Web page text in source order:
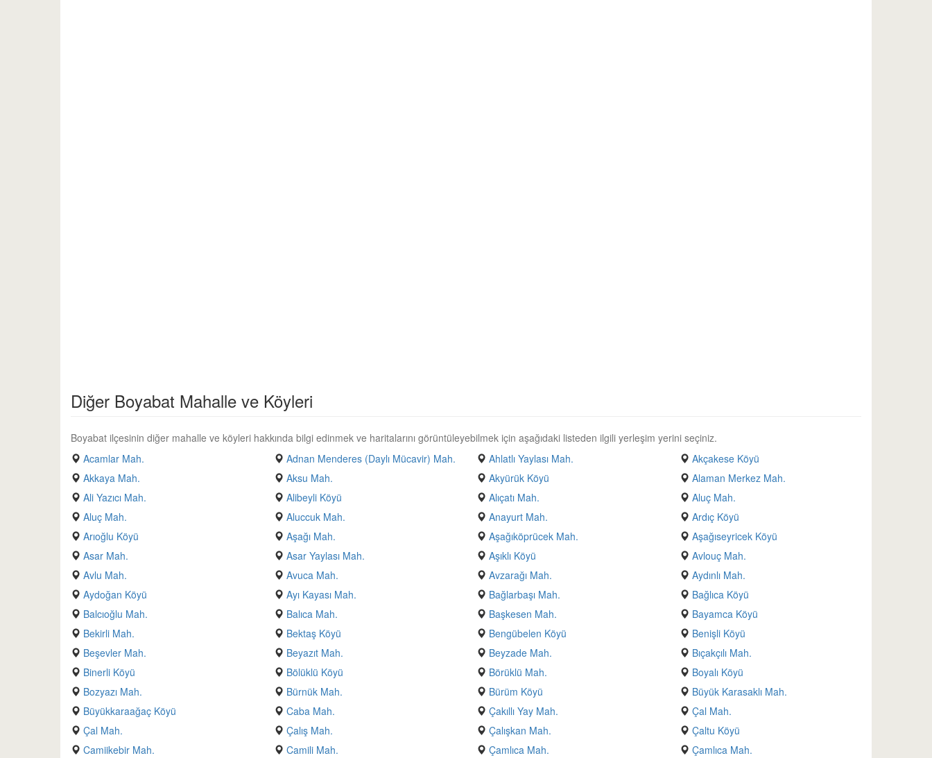
Diğer Boyabat Mahalle ve Köyleri
Boyabat ilçesinin diğer mahalle ve köyleri hakkında bilgi edinmek ve haritalarını görüntüleyebilmek için aşağıdaki listeden ilgili yerleşim yerini seçiniz.
Acamlar Mah.
Adnan Menderes (Daylı Mücavir) Mah. Ahlatlı Yaylası Mah.
Akçakese Köyü
Akkaya Mah.
Aksu Mah. Akyürük Köyü
Alaman Merkez Mah.
Ali Yazıcı Mah.
Alibeyli Köyü Alıçatı Mah.
Aluç Mah.
Aluç Mah.
Aluccuk Mah. Anayurt Mah.
Ardıç Köyü
Arıoğlu Köyü
Aşağı Mah. Aşağıköprücek Mah.
Aşağıseyricek Köyü
Asar Mah.
Asar Yaylası Mah. Aşıklı Köyü
Avlouç Mah.
Avlu Mah.
Avuca Mah. Avzarağı Mah.
Aydınlı Mah.
Aydoğan Köyü
Ayı Kayası Mah. Bağlarbaşı Mah.
Bağlıca Köyü
Balcıoğlu Mah.
Balıca Mah. Başkesen Mah.
Bayamca Köyü
Bekirli Mah.
Bektaş Köyü Bengübelen Köyü
Benişli Köyü
Beşevler Mah.
Beyazıt Mah. Beyzade Mah.
Bıçakçılı Mah.
Binerli Köyü
Bölüklü Köyü Börüklü Mah.
Boyalı Köyü
Bozyazı Mah.
Bürnük Mah. Bürüm Köyü
Büyük Karasaklı Mah.
Büyükkaraağaç Köyü
Caba Mah. Çakıllı Yay Mah.
Çal Mah.
Çal Mah.
Çalış Mah. Çalışkan Mah.
Çaltu Köyü
Camiikebir Mah.
Camili Mah. Çamlıca Mah.
Çamlıca Mah.